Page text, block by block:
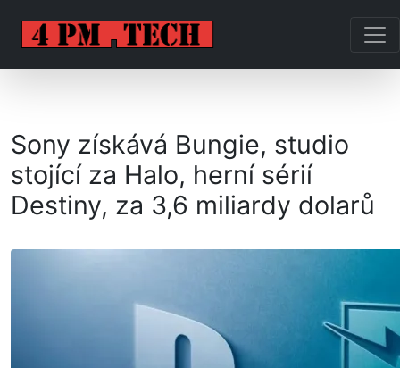
Sony získává Bungie, studio
stojící za Halo, herní sérií
Destiny, za 3,6 miliardy dolarů